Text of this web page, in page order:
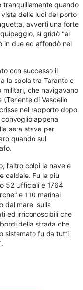
tranquillamente quando
delle luci del porto
avvertì una forte
si gridò "al
in due ed affondò nel
con successo il
la spola tra Taranto e
militari, che navigavano
(Tenente di Vascello
nel rapporto dopo
convoglio appena
sera stava per
quando sul
l’altro colpì la nave e
caldaie. Fu la più
52 Ufficiali e 1764
e 110 marinai
dal mare sulla
ed irriconoscibili che
della strada che
sistemato fu da tutti